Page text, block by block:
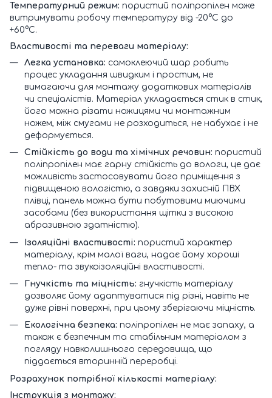
Температурний режим: пористий поліпропілен може
витримувати робочу температуру від -20°C до
+60°C.
Властивості та переваги матеріалу:
Легка установка: самоклеючий шар робить
процес укладання швидким і простим, не
вимагаючи для монтажу додаткових матеріалів
чи спеціалістів. Матеріал укладається стик в стик,
його можна різати ножицями чи монтажним
ножем, між смугами не розходиться, не набухає і не
деформується.
Стійкість до води та хімічних речовин: пористий
поліпропілен має гарну стійкість до вологи, це дає
можливість застосовувати його приміщення з
підвищеною вологістю, а завдяки захисній ПВХ
плівці, панель можна бути побутовими миючими
засобами (без використання щітки з високою
абразивною здатністю).
Ізоляційні властивості: пористий характер
матеріалу, крім малої ваги, надає йому хороші
тепло- та звукоізоляційні властивості.
Гнучкість та міцність: гнучкість матеріалу
дозволяє йому адаптуватися під різні, навіть не
дуже рівні поверхні, при цьому зберігаючи міцність.
Екологічна безпека: поліпропілен не має запаху, а
також є безпечним та стабільним матеріалом з
погляду навколишнього середовища, що
піддається вторинній переробці.
Розрахунок потрібної кількості матеріалу:
Інструкція з монтажу: